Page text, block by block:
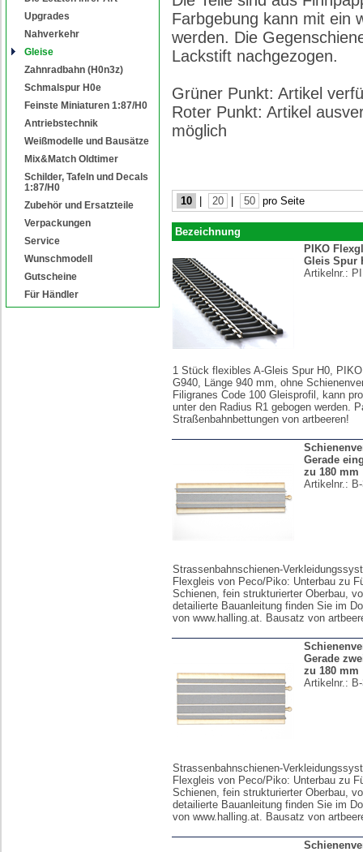
Upgrades
Nahverkehr
Gleise
Zahnradbahn (H0n3z)
Schmalspur H0e
Feinste Miniaturen 1:87/H0
Antriebstechnik
Weißmodelle und Bausätze
Mix&Match Oldtimer
Schilder, Tafeln und Decals
1:87/H0
Zubehör und Ersatzteile
Verpackungen
Service
Wunschmodell
Gutscheine
Für Händler
Farbgebung kann mit ein
werden. Die
Lackstift nachgezogen.
Grüner Punkt: Artikel
Roter Punkt: Artikel
möglich
10 20 50 pro Seite
Bezeichnung
PIKO
Gleis Spur
Artikelnr.:
1 Stück flexibles A-Gleis Spur H0,
G940, Länge 940 mm, ohne
Filigranes Code 100 Gleisprofil, kann
unter den Radius R1 gebogen werden.
Straßenbahnbettungen von artbeeren!
Gerade
zu 180 mm
Artikelnr.:
Strassenbahnschienen-
Flexgleis von Peco/Piko: Unterbau zu
Schienen, fein strukturierter Oberbau,
detailierte Bauanleitung finden Sie im
von www.halling.at. Bausatz von
Gerade
zu 180 mm
Artikelnr.:
Strassenbahnschienen-
Flexgleis von Peco/Piko: Unterbau zu
Schienen, fein strukturierter Oberbau,
detailierte Bauanleitung finden Sie im
von www.halling.at. Bausatz von